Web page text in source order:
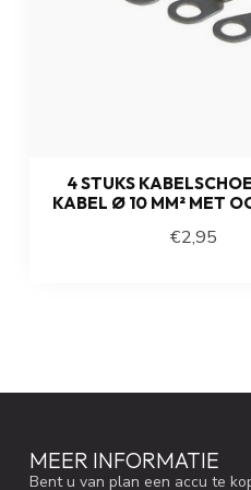
Netjes geholpen met
4 STUKS
KABEL Ø 10 MM² MET
€2,95
MEER INFORMATIE
Bent u van plan een accu te